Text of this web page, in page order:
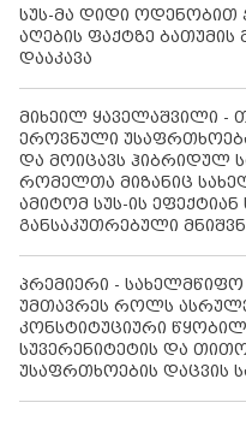
სუს-მა დიდი ოდენობით
აღების ფაქტზე
დააკავა
მიხეილ ყაველაშვილი -
ეროვნული
და მოიცავს ჰიბრიდულ
რომელთა მიზანიც
ამიტომ სუს-ის ეფექტიან
განსაკუთრებული
პრემიერი -
უმთავრეს როლს
კონსტიტუციური
სუვერენიტეტის და
უსაფრთხოების დაცვის